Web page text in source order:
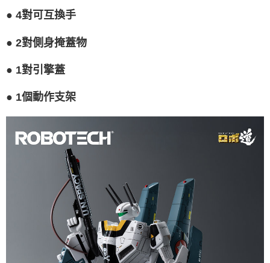
● 4對可互換手
● 2對側身掩蓋物
● 1對引擎蓋
● 1個動作支架